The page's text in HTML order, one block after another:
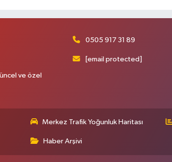
ve özel
0505 917 31 89
[email protected]
Merkez Trafik Yoğunluk Haritası
Haber Arşivi